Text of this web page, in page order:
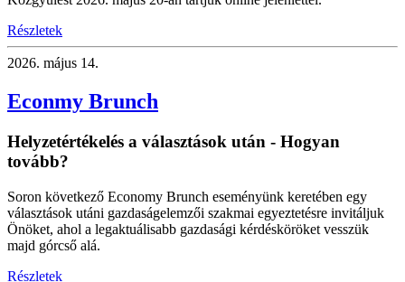
Részletek
2026. május 14.
Econmy Brunch
Helyzetértékelés a választások után - Hogyan
tovább?
Soron következő Economy Brunch eseményünk keretében egy
választások utáni gazdaságelemzői szakmai egyeztetésre invitáljuk
Önöket, ahol a legaktuálisabb gazdasági kérdésköröket vesszük
majd górcső alá.
Részletek